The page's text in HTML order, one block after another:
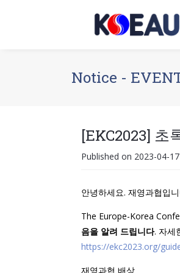
Notice -
[EKC2023] 초
Published on 2023-04-17
안녕하세요. 재영과협입
The Europe-Korea
음을 알려 드립니다. 자세
https://ekc2023.org/
재영과협 배상